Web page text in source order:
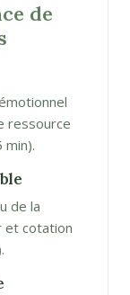
de
ressource
min).
de la
et cotation